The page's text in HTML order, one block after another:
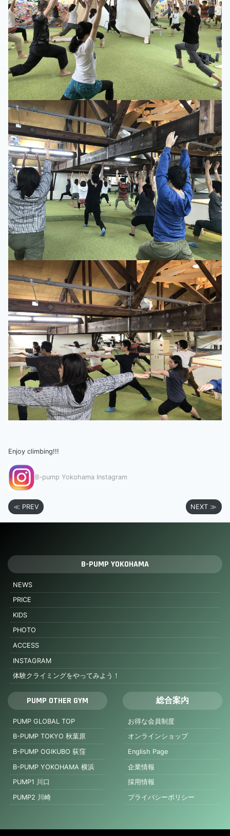
Enjoy climbing!!!
B-pump Yokohama Instagram
≪ PREV NEXT ≫
B-PUMP YOKOHAMA
NEWS
PRICE
KIDS
PHOTO
ACCESS
INSTAGRAM
体験クライミングをやってみよう！
PUMP OTHER GYM
PUMP GLOBAL TOP
B-PUMP TOKYO 秋葉原
B-PUMP OGIKUBO 荻窪
B-PUMP YOKOHAMA 横浜
PUMP1 川口
PUMP2 川崎
総合案内
お得な会員制度
オンラインショップ
English Page
企業情報
採用情報
プライバシーポリシー